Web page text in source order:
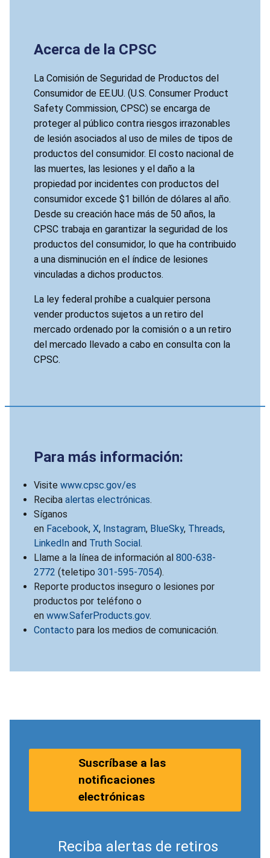
Acerca de la CPSC
La Comisión de Seguridad de Productos del
Consumidor de EE.UU. (U.S. Consumer Product
Safety Commission, CPSC) se encarga de
proteger al público contra riesgos irrazonables
de lesión asociados al uso de miles de tipos de
productos del consumidor. El costo nacional de
las muertes, las lesiones y el daño a la
propiedad por incidentes con productos del
consumidor excede $1 billón de dólares al año.
Desde su creación hace más de 50 años, la
CPSC trabaja en garantizar la seguridad de los
productos del consumidor, lo que ha contribuido
a una disminución en el índice de lesiones
vinculadas a dichos productos.
La ley federal prohíbe a cualquier persona
vender productos sujetos a un retiro del
mercado ordenado por la comisión o a un retiro
del mercado llevado a cabo en consulta con la
CPSC.
Para más información:
Visite www.cpsc.gov/es
Reciba alertas electrónicas.
Síganos
en Facebook, X, Instagram, BlueSky, Threads,
LinkedIn and Truth Social.
Llame a la línea de información al 800-638-
2772 (teletipo 301-595-7054).
Reporte productos inseguro o lesiones por
productos por teléfono o
en www.SaferProducts.gov.
Contacto para los medios de comunicación.
Suscríbase a las
notificaciones
electrónicas
Reciba alertas de retiros